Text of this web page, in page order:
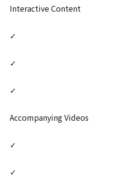
Interactive Content
✓
✓
✓
Accompanying Videos
✓
✓